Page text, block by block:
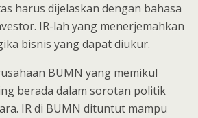
harus dijelaskan dengan bahasa
IR-lah yang menerjemahkan
bisnis yang dapat diukur.
BUMN yang memikul
berada dalam sorotan politik
IR di BUMN dituntut mampu